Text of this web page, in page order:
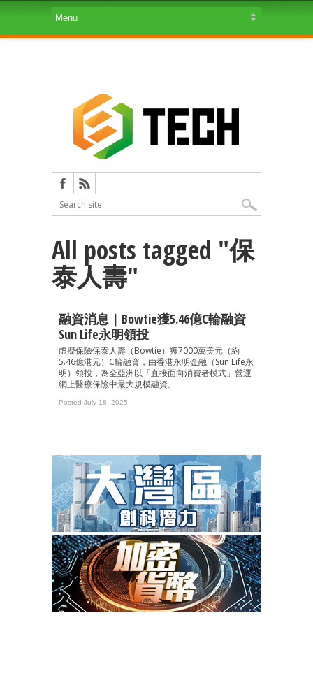
All posts tagged "保
泰人壽"
融資消息｜Bowtie獲5.46億C輪融資
Sun Life永明領投
虛擬保險保泰人壽（Bowtie）獲7000萬美元（約
5.46億港元）C輪融資，由香港永明金融（Sun Life永
明）領投，為全亞洲以「直接面向消費者模式」營運
網上醫療保險中最大規模融資。
Posted July 18, 2025